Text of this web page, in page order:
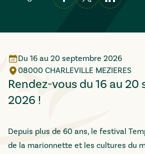
Du 16 au 20 septembre 2026
08000 CHARLEVILLE MEZIERES
Rendez-vous du 16 au
2026 !
Depuis plus de 60 ans, le festival
de la marionnette et les cultures du